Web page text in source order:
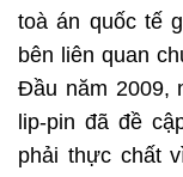
toà án quốc tế
bên liên quan
Đầu năm 2009,
lip-pin đã đề
phải thực chất